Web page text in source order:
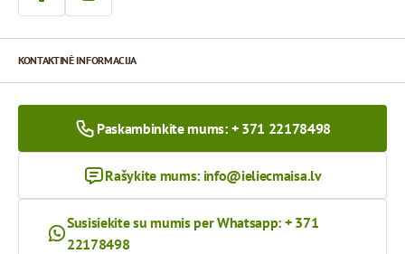
KONTAKTINĖ INFORMACIJA
Paskambinkite mums: + 371 22178498
Rašykite mums: info@ieliecmaisa.lv
Susisiekite su mumis per Whatsapp: + 371
22178498